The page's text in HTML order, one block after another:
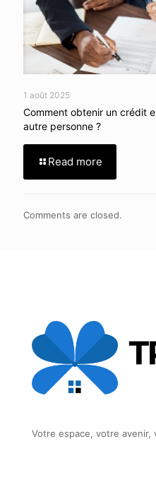
1 août 2025
Comment obtenir un crédit
autre personne ?
Read more
Comments are closed.
Votre espace, votre avenir,